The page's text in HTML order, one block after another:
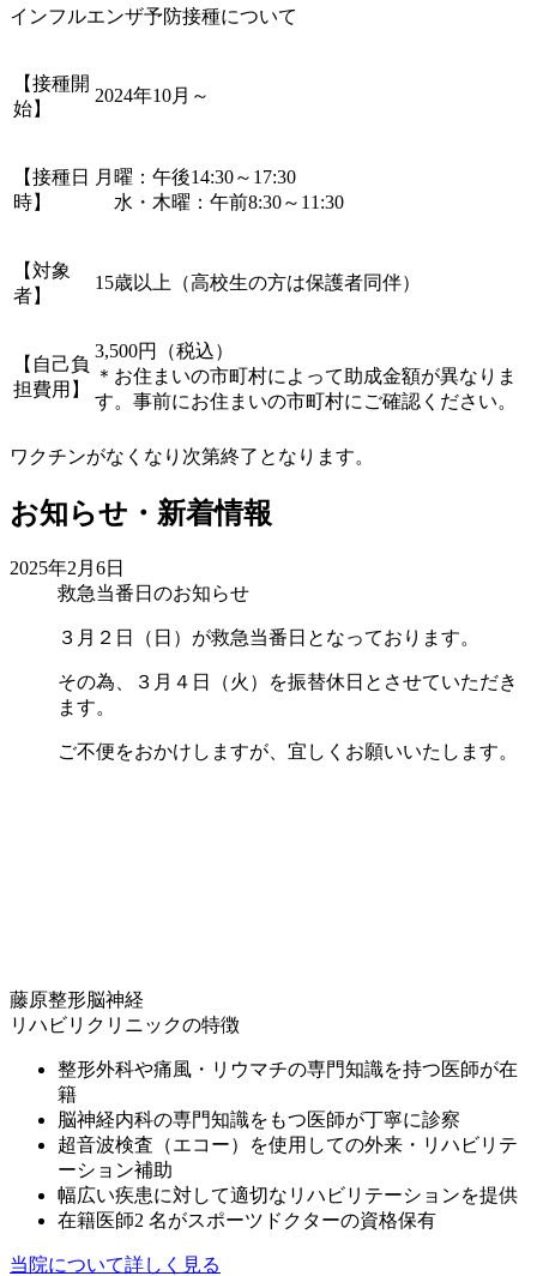
インフルエンザ予防接種について
【接種開
始】
2024年10月～
【接種日
時】
月曜：午後14:30～17:30
水・木曜：午前8:30～11:30
【対象
者】
15歳以上（高校生の方は保護者同伴）
【自己負
担費用】
3,500円（税込）
＊お住まいの市町村によって助成金額が異なりま
す。事前にお住まいの市町村にご確認ください。
ワクチンがなくなり次第終了となります。
お知らせ・新着情報
2025年2月6日
救急当番日のお知らせ
３月２日（日）が救急当番日となっております。
その為、３月４日（火）を振替休日とさせていただき
ます。
ご不便をおかけしますが、宜しくお願いいたします。
藤原整形脳神経
リハビリクリニックの特徴
整形外科や痛風 ・ リウマチの専門知識を持つ医師が在
籍
脳神経内科の専門知識をもつ医師が丁寧に診察
超音波検査（エコー）を使用しての外来 ・ リハビリテ
ーション補助
幅広い疾患に対して適切なリハビリテーションを提供
在籍医師2 名がスポーツドクターの資格保有
当院について詳しく見る